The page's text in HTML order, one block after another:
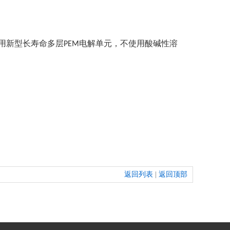
新型长寿命多层PEM电解单元，不使用酸碱性溶
返回列表 返回顶部